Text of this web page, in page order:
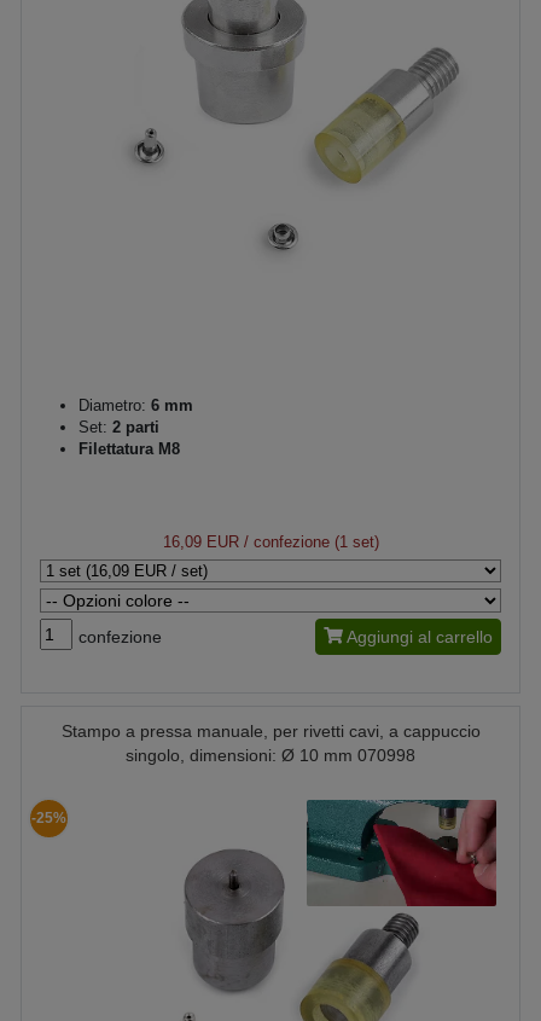
Diametro: 6 mm
Set: 2 parti
Filettatura M8
16,09 EUR/ confezione (1 set)
confezione Aggiungi al carrello
Stampo a pressa manuale, per rivetti cavi, a cappuccio
singolo, dimensioni: Ø 10 mm 070998
-25%